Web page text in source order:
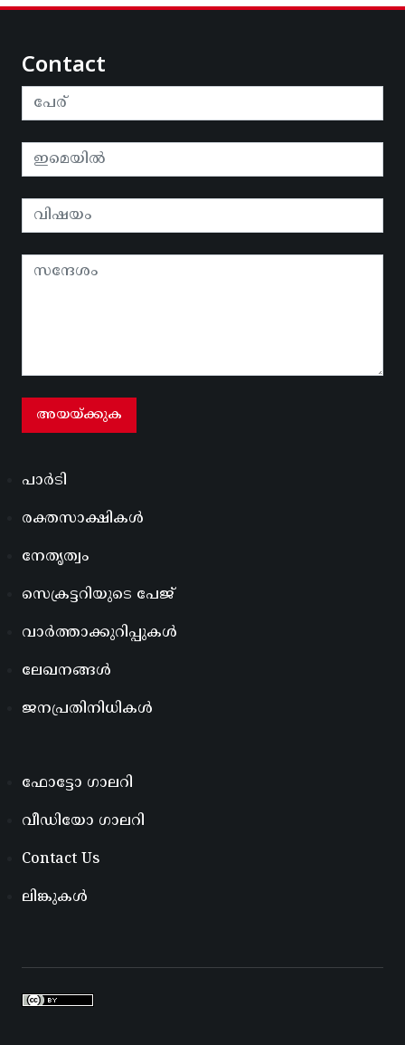
Contact
പാർടി
രക്തസാക്ഷികൾ
നേതൃത്വം
സെക്രട്ടറിയുടെ പേജ്
വാർത്താക്കുറിപ്പുകൾ
ലേഖനങ്ങൾ
ജനപ്രതിനിധികൾ
ഫോട്ടോ ഗാലറി
വീഡിയോ ഗാലറി
Contact Us
ലിങ്കുകൾ